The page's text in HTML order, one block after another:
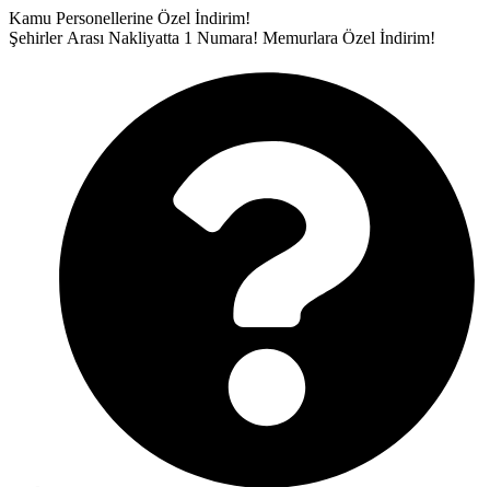
İçeriğe
atla
Kamu Personellerine Özel İndirim!
Şehirler Arası Nakliyatta 1 Numara! Memurlara Özel İndirim!